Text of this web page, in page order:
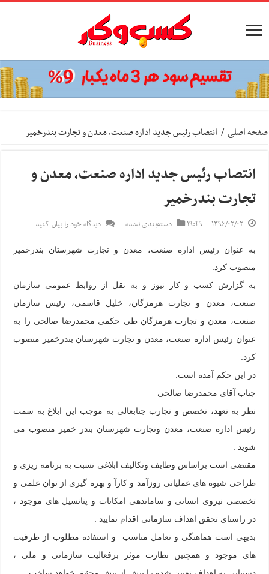
صفحه اصلی / انتصاب رئیس جدید اداره صنعت، معدن و تجارت بندرخمیر
انتصاب رئیس جدید اداره صنعت، معدن و
تجارت بندرخمیر
۱۳۹۶/۰۲/۰۲ ۱۹:۴۹ دسته‌بندی نشده دیدگاه خود را بیان کنید
به عنوان رئیس اداره صنعت، معدن و تجارت شهرستان بندرخمیر
منصوب کرد
به گزارش کسب و کار نیوز و به نقل از روابط عمومی سازمان
صنعت، معدن و تجارت هرمزگان، خلیل قاسمی، رئیس سازمان
صنعت، معدن و تجارت هرمزگان طی حکمی محمدرضا صالحی را به
عنوان رئیس اداره صنعت، معدن و تجارت شهرستان بندرخمیر منصوب
کرد
در این حکم آمده است:
جناب آقای محمدرضا صالحی
نظر به تعهد، تخصص و تجارب جنابعالی به موجب این ابلاغ به سمت
رئیس اداره صنعت، معدن وتجارت شهرستان بندر خمیر منصوب می
شوید .
مقتضی است براساس وظایف وتکالیف ابلاغی نسبت به برنامه ریزی و
طراحی شیوه های عملیاتی روزآمد و کارآ و بهره گیری از توان علمی و
تخصصی نیروی انسانی و ساماندهی امکانات و پتانسیل های موجود ،
در راستای تحقق اهداف سازمانی اقدام نمایید .
بدیهی است هماهنگی و تعامل مناسب و استفاده مطلوب از ظرفیت
های موجود و همچنین نظارت موثر برفعالیت سازمانی و ملی ،